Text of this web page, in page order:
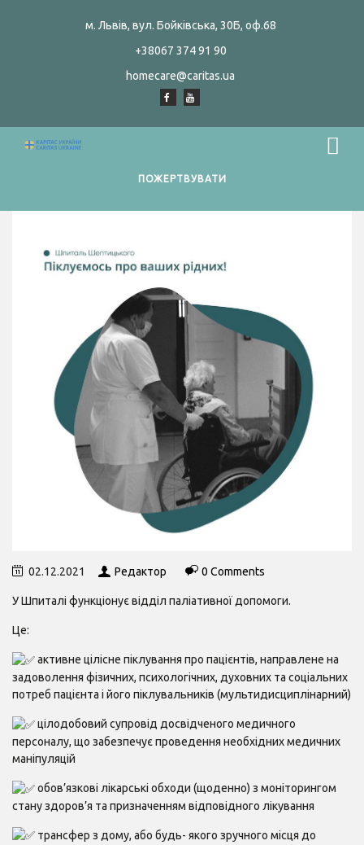
м. Львів, вул. Бойківська, 30Б, оф.68
+38067 374 91 90
homecare@caritas.ua
ПОЖЕРТВУВАТИ
02.12.2021 Редактор 0 Comments
У Шпиталі функціонує відділ паліативної допомоги.
Це:
активне цілісне піклування про пацієнтів, направлене на
задоволення фізичних, психологічних, духовних та соціальних
потреб пацієнта і його піклувальників (мультидисциплінарний)
цілодобовий супровід досвідченого медичного
персоналу, що забезпечує проведення необхідних медичних
маніпуляцій
обов’язкові лікарські обходи (щоденно) з моніторингом
стану здоров’я та призначенням відповідного лікування
трансфер з дому, або будь- якого зручного місця до